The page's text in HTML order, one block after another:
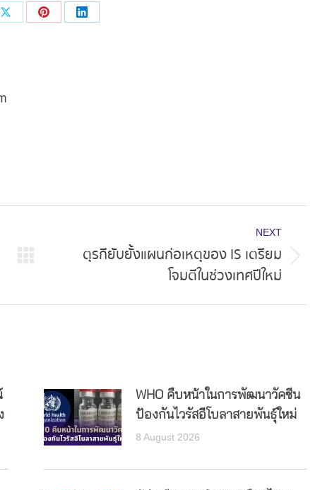
Share
Share
Share
NEXT
ตุรกียับยั้งแผนก่อเหตุของ IS เตรียม
โจมตีในช่วงเทศปีใหม่
WHO คืบหน้าในการพัฒนาวัคซีน
ป้องกันไวรัสอีโบลาสายพันธุ์ใหม่
8 August 2026